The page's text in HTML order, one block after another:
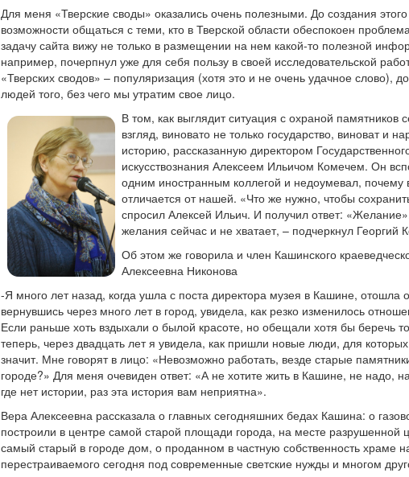
Для меня «Тверские своды» оказались очень полезными. До создания
возможности общаться с теми, кто в Тверской области обеспокоен
задачу сайта вижу не только в размещении на нем какой-то полезной
например, почерпнул уже для себя пользу в своей исследовательской
«Тверских сводов» – популяризация (хотя это и не очень удачное слово),
людей того, без чего мы утратим свое лицо.
В том, как выглядит ситуация с охраной памятников
взгляд, виновато не только государство, виноват и
историю, рассказанную директором
искусствознания Алексеем Ильичом Комечем. Он
одним иностранным коллегой и недоумевал, почему
отличается от нашей. «Что же нужно, чтобы
спросил Алексей Ильич. И получил ответ:
желания сейчас и не хватает, – подчеркнул Георгий
Об этом же говорила и член Кашинского
Алексеевна Никонова
-Я много лет назад, когда ушла с поста директора музея в Кашине, отошла
вернувшись через много лет в город, увидела, как резко изменилось
Если раньше хоть вздыхали о былой красоте, но обещали хотя бы беречь
теперь, через двадцать лет я увидела, как пришли новые люди, для
значит. Мне говорят в лицо: «Невозможно работать, везде старые
городе?» Для меня очевиден ответ: «А не хотите жить в Кашине, не надо,
где нет истории, раз эта история вам неприятна».
Вера Алексеевна рассказала о главных сегодняшних бедах Кашина: о
построили в центре самой старой площади города, на месте разрушенной
самый старый в городе дом, о проданном в частную собственность храме
перестраиваемого сегодня под современные светские нужды и многом